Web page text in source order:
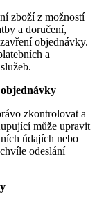
zboží z možností
a doručení,
objednávky.
a
zkontrolovat a
může upravit
údajích nebo
odeslání